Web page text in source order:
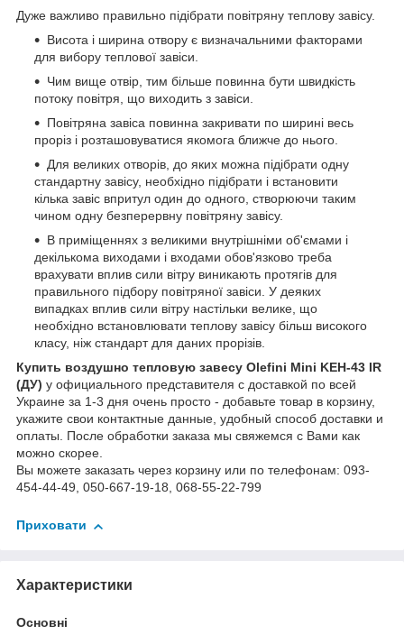
Дуже важливо правильно підібрати повітряну теплову завісу.
Висота і ширина отвору є визначальними факторами
для вибору теплової завіси.
Чим вище отвір, тим більше повинна бути швидкість
потоку повітря, що виходить з завіси.
Повітряна завіса повинна закривати по ширині весь
проріз і розташовуватися якомога ближче до нього.
Для великих отворів, до яких можна підібрати одну
стандартну завісу, необхідно підібрати і встановити
кілька завіс впритул один до одного, створюючи таким
чином одну безперервну повітряну завісу.
В приміщеннях з великими внутрішніми об'ємами і
декількома виходами і входами обов'язково треба
врахувати вплив сили вітру виникають протягів для
правильного підбору повітряної завіси. У деяких
випадках вплив сили вітру настільки велике, що
необхідно встановлювати теплову завісу більш високого
класу, ніж стандарт для даних прорізів.
Купить воздушно тепловую завесу Olefini Mini KEH-43 IR
(ДУ) у официального представителя с доставкой по всей
Украине за 1-3 дня очень просто - добавьте товар в корзину,
укажите свои контактные данные, удобный способ доставки и
оплаты. После обработки заказа мы свяжемся с Вами как
можно скорее.
Вы можете заказать через корзину или по телефонам: 093-
454-44-49, 050-667-19-18, 068-55-22-799
Приховати
Характеристики
Основні